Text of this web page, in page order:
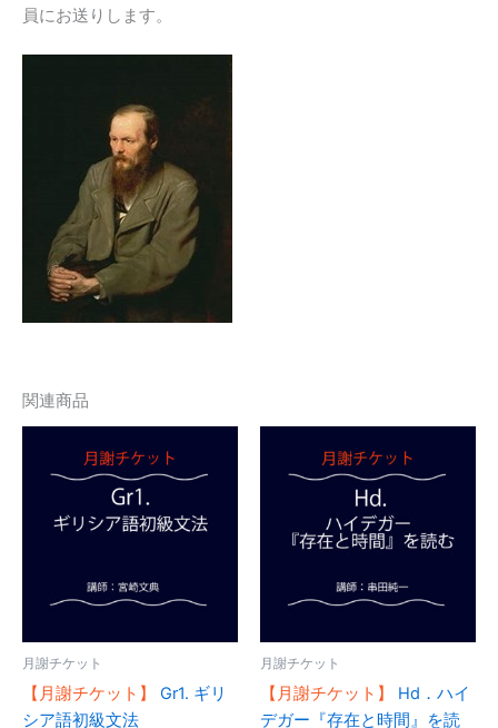
審
員にお送りします。
関連商品
月謝チケット
【月謝チケット】
Gr1. ギリ
シア語初級文法
月謝チケット
【月謝チケット】
Hd．ハイ
デガー『存在と時間』を読